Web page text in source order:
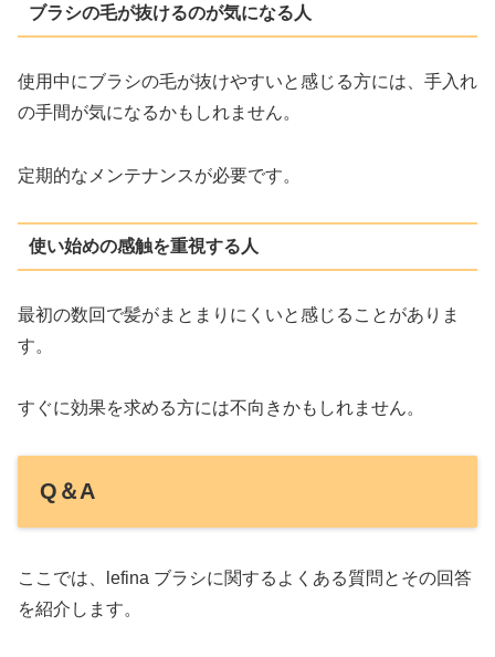
ブラシの毛が抜けるのが気になる人
使用中にブラシの毛が抜けやすいと感じる方には、手入れ
の手間が気になるかもしれません。
定期的なメンテナンスが必要です。
使い始めの感触を重視する人
最初の数回で髪がまとまりにくいと感じることがありま
す。
すぐに効果を求める方には不向きかもしれません。
Q＆A
ここでは、lefina ブラシに関するよくある質問とその回答
を紹介します。